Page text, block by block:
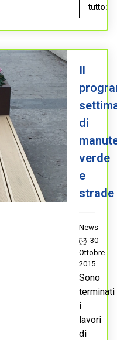
tutto:
Il
di
verde
e
strade
News
30
Ottobre
2015
Sono
terminati
i
lavori
di